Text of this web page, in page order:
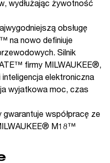
wydłużając żywotność
obsługę
na nowo definiuje
Silnik
firmy MILWAUKEE®,
elektroniczna
wyjatkowa moc, czas
współpracę ze
M18™